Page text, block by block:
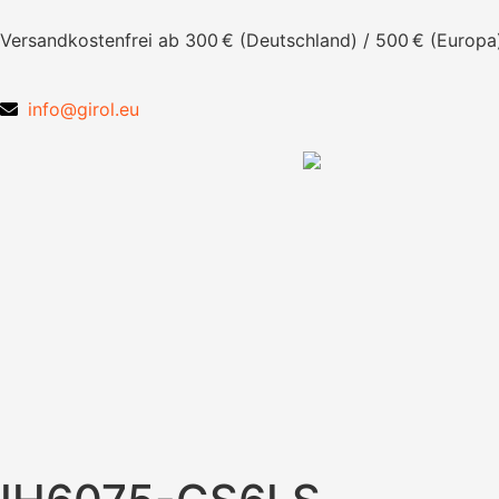
Versandkostenfrei ab 300 € (Deutschland) / 500 €
info@girol.eu